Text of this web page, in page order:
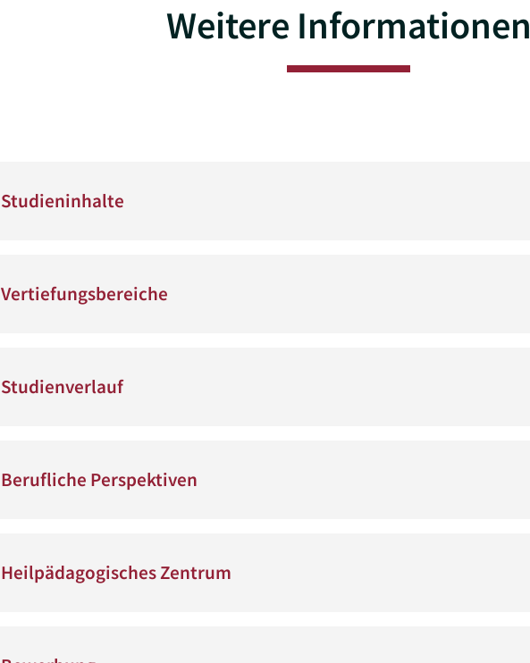
Weitere Informationen
Studieninhalte
Vertiefungsbereiche
Studienverlauf
Berufliche Perspektiven
Heilpädagogisches Zentrum